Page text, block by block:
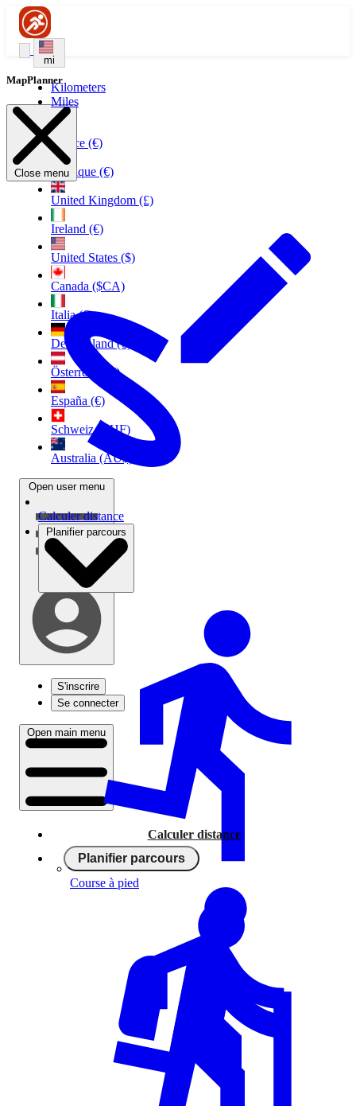
mi
Kilometers
Miles
France (€)
Belgique (€)
United Kingdom (£)
Ireland (€)
United States ($)
Canada ($CA)
Italia (€)
Deutschland (€)
Österreich (€)
España (€)
Schweiz (CHF)
Australia (AU$)
Open user menu
S'inscrire
Se connecter
Open main menu
Calculer distance
Planifier parcours
MapPlanner
Close menu
Calculer distance
Planifier parcours
Course à pied